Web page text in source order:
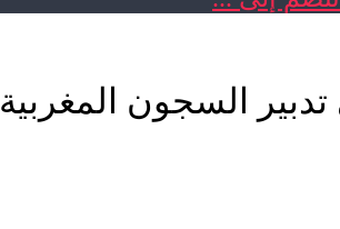
تدبير السجون المغربية